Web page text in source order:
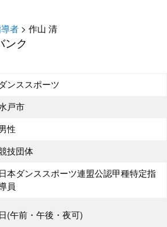
者 >作山 清
ンク
ダンススポーツ
戸市
性
技団体
日本ダンススポーツ連盟公認甲種特定指
員
日(午前・午後・夜可)